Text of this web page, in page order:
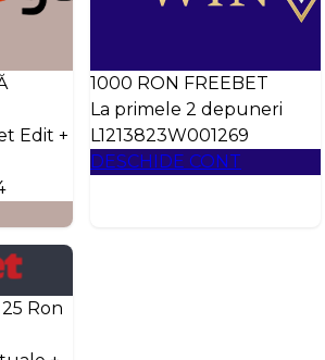
Edit +
1000 RON FREEBET
La primele 2 depuneri
L1213823W001269
DESCHIDE CONT
Ron